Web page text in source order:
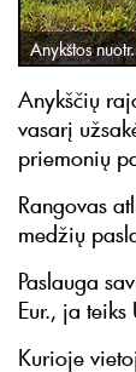
Anykštos nuotr.
Anykščių
vasarį
priemonių
Rangovas
medžių
Paslauga
Eur., ja
Kurioje